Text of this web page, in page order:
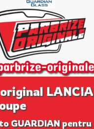
LANCIA
GUARDIAN pentru